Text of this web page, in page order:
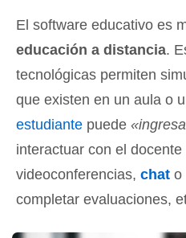
El software educativo es
educación a distancia.
tecnológicas permiten
que existen en un aula o
estudiante puede
interactuar con el
videoconferencias, chat o
completar evaluaciones,